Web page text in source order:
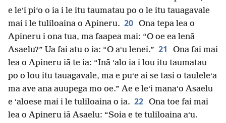
e leʻi pi‘o o ia i le itu taumatau po o le itu tauagavale
mai i le tuliloaina o Apineru. 20 Ona tepa lea o
Apineru i ona tua, ma faapea mai: “O oe ea lenā
Asaelu?” Ua fai atu o ia: “O aʻu lenei.” 21
Ona fai mai
lea o Apineru iā te ia: “Inā ʻalo ia i lou itu taumatau
po o lou itu tauagavale, ma e puʻe ai se tasi o tauleleʻa
ma ave ana auupega mo oe.” Ae e leʻi manaʻo Asaelu
e ʻaloese mai i le tuliloaina o ia. 22 Ona toe fai mai
lea o Apineru iā Asaelu: “Soia e te tuliloaina aʻu.